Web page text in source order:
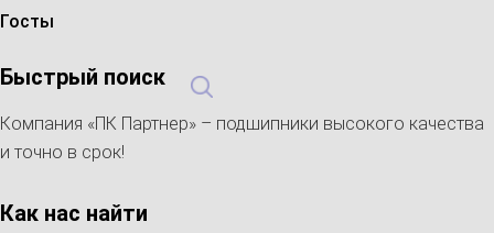
Госты
Быстрый поиск
Компания «ПК Партнер» – подшипники высокого качества
и точно в срок!
Как нас найти